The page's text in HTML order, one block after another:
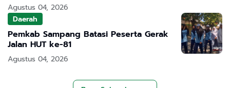
Agustus 04, 2026
Daerah
Pemkab Sampang Batasi Peserta Gerak
Jalan HUT ke-81
Agustus 04, 2026